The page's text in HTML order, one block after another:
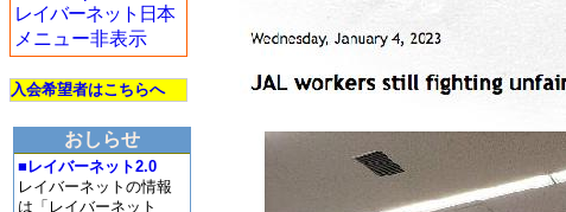
レイバーネット日本
メニュー非表示
入会希望者はこちらへ
おしらせ
■レイバーネット2.0
レイバーネットの情報
は「レイバーネット